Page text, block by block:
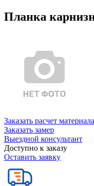
Планка
Заказать расчет материала
Заказать замер
Выездной консультант
Доступно к заказу
Оставить заявку